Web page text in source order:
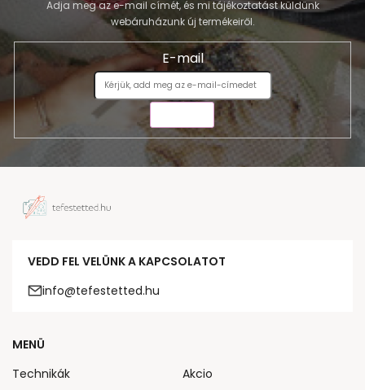
Adja meg az e-mail címét, és mi tájékoztatást küldünk
webáruházunk új termékeiről.
E-mail
VEDD FEL VELÜNK A KAPCSOLATOT
info@tefestetted.hu
MENÜ
Technikák
Akcio